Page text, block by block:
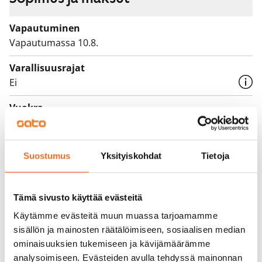
Suostumus Yksityiskohdat Tietoja
Tämä sivusto käyttää evästeitä
Käytämme evästeitä muun muassa tarjoamamme
sisällön ja mainosten räätälöimiseen, sosiaalisen median
ominaisuuksien tukemiseen ja kävijämäärämme
analysoimiseen. Evästeiden avulla tehdyssä mainonnan
Vapautuminen
Vapautumassa 10.8.
Varallisuusrajat
Ei
Vuokra
839 €/kk
0 €, (yrityksille min. 1 kk vuokra)
Toistaiseksi voimassa oleva, minimi asumisaika
12 kk
Irtisanomis­mahdollisuus
12 kk vuokrasopimuksesta tai sopimussakolla